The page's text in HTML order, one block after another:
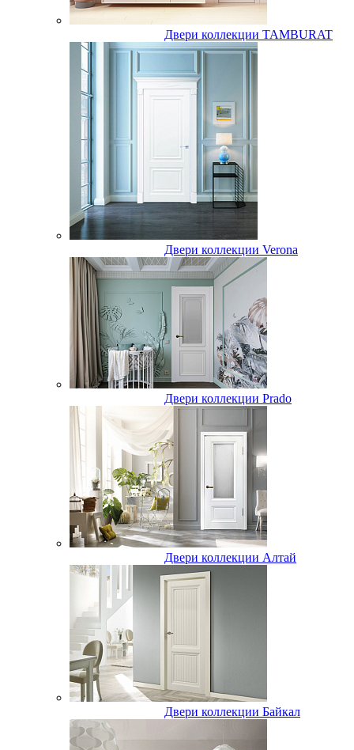
Двери коллекции TAMBURAT
Двери коллекции Verona
Двери коллекции Prado
Двери коллекции Алтай
Двери коллекции Байкал